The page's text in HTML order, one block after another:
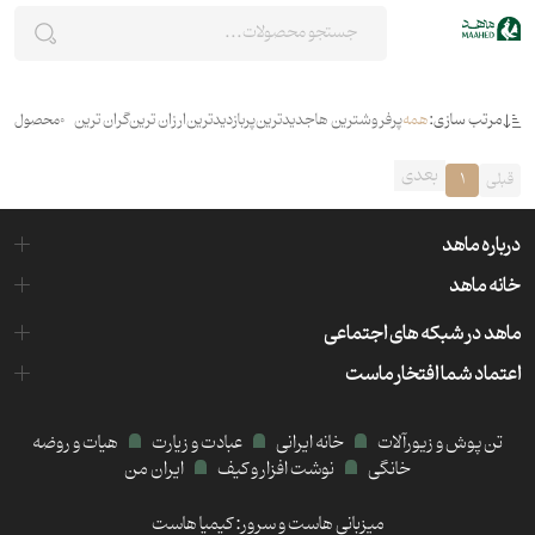
مرتب سازی:همهپرفروشترین هاجدیدترینپربازدیدترینارزان ترینگران ترین 0محصول
قبلی 1 بعدی
درباره ماهد
خانه ماهد
ماهد در شبکه های اجتماعی
اعتماد شما افتخار ماست
تن پوش و زیورآلات خانه ایرانی عبادت و زیارت
هیات و روضه
خانگی
نوشت افزار و کیف
ایران من
میزبانی هاست و سرور:کیمیا هاست